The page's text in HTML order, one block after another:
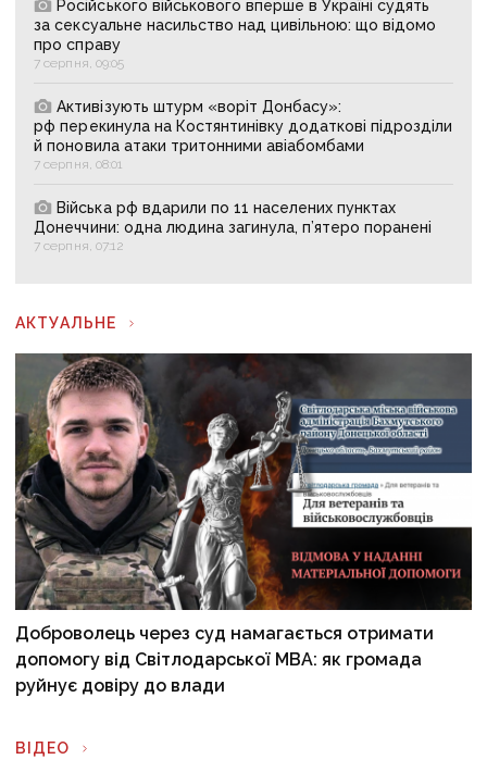
Російського військового вперше в Україні судять
за сексуальне насильство над цивільною: що відомо
про справу
7 серпня, 09:05
Активізують штурм «воріт Донбасу»:
рф перекинула на Костянтинівку додаткові підрозділи
й поновила атаки тритонними авіабомбами
7 серпня, 08:01
Війська рф вдарили по 11 населених пунктах
Донеччини: одна людина загинула, п’ятеро поранені
7 серпня, 07:12
АКТУАЛЬНЕ
Доброволець через суд намагається отримати
допомогу від Світлодарської МВА: як громада
руйнує довіру до влади
ВІДЕО